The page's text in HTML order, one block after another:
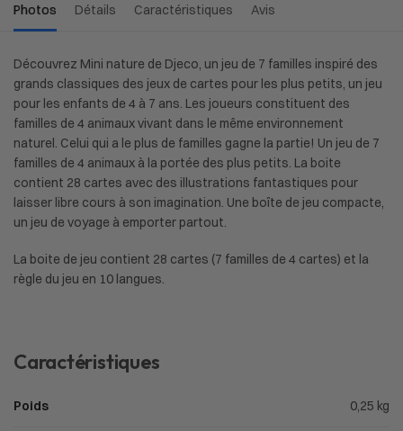
Photos Détails Caractéristiques Avis
Découvrez Mini nature de Djeco, un jeu de 7 familles inspiré des
grands classiques des jeux de cartes pour les plus petits, un jeu
pour les enfants de 4 à 7 ans. Les joueurs constituent des
familles de 4 animaux vivant dans le même environnement
naturel. Celui qui a le plus de familles gagne la partie! Un jeu de 7
familles de 4 animaux à la portée des plus petits. La boite
contient 28 cartes avec des illustrations fantastiques pour
laisser libre cours à son imagination. Une boîte de jeu compacte,
un jeu de voyage à emporter partout.
La boite de jeu contient 28 cartes (7 familles de 4 cartes) et la
règle du jeu en 10 langues.
Caractéristiques
Poids 0,25 kg